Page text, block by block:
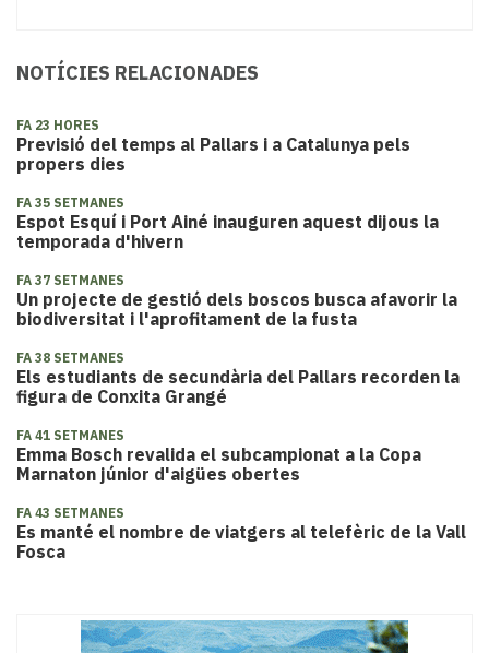
NOTÍCIES RELACIONADES
FA 23 HORES
Previsió del temps al Pallars i a Catalunya pels
propers dies
FA 35 SETMANES
Espot Esquí i Port Ainé inauguren aquest dijous la
temporada d'hivern
FA 37 SETMANES
Un projecte de gestió dels boscos busca afavorir la
biodiversitat i l'aprofitament de la fusta
FA 38 SETMANES
​Els estudiants de secundària del Pallars recorden la
figura de Conxita Grangé
FA 41 SETMANES
Emma Bosch revalida el subcampionat a la Copa
Marnaton júnior d'aigües obertes
FA 43 SETMANES
Es manté el nombre de viatgers al telefèric de la Vall
Fosca